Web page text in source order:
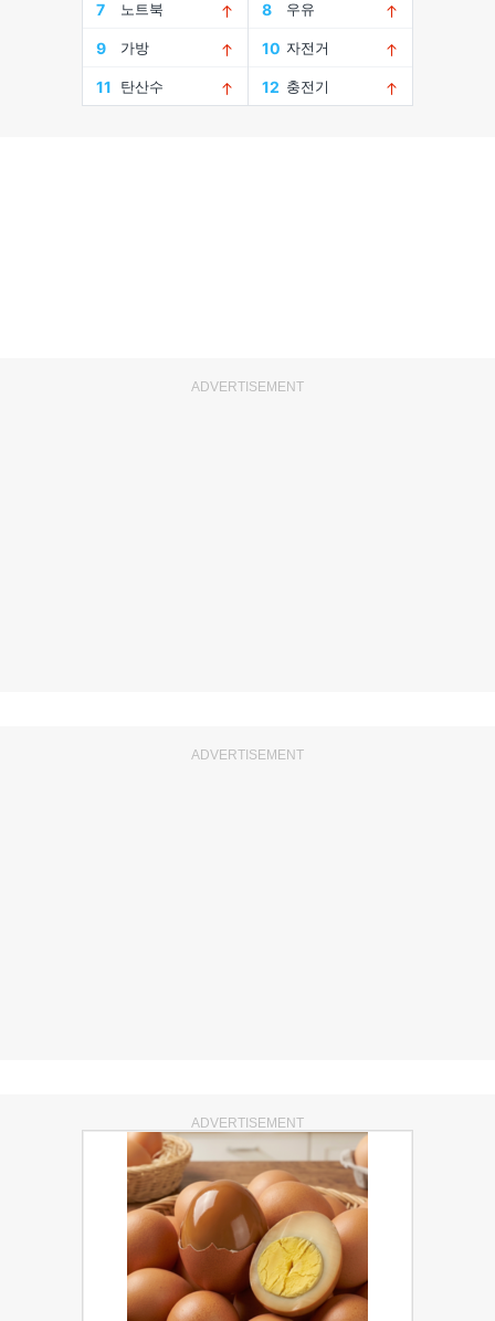
ADVERTISEMENT
ADVERTISEMENT
ADVERTISEMENT